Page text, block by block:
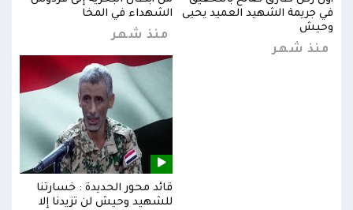
في جريمة الشهيد العميد يحيى
وحيش
منذ شهر
الشهداء في المخا
منذ شهر
قائد محور الحديدة : خسارتنا
للشهيد وحيش لن تزيدنا إلا